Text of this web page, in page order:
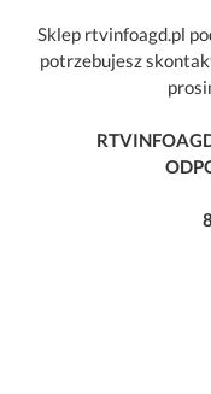
Sklep rtvinfoagd.pl
potrzebujesz